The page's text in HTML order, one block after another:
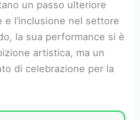
un passo ulteriore
l’inclusione nel settore
la sua performance si è
artistica, ma un
di celebrazione per la